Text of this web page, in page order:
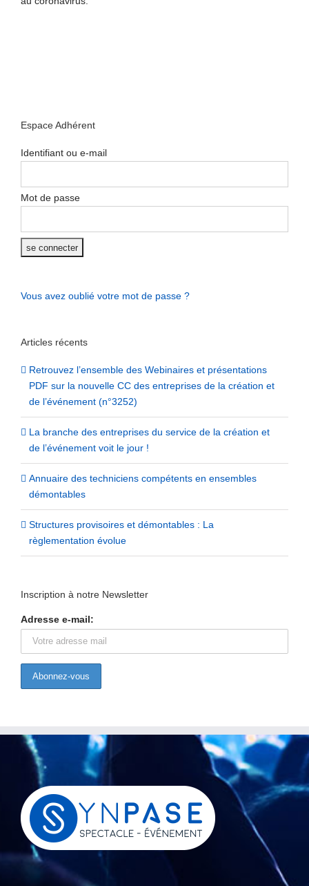
Espace Adhérent
Identifiant ou e-mail
Mot de passe
Vous avez oublié votre mot de passe ?
Articles récents
Retrouvez l’ensemble des Webinaires et présentations
PDF sur la nouvelle CC des entreprises de la création et
de l’événement (n°3252)
La branche des entreprises du service de la création et
de l’événement voit le jour !
Annuaire des techniciens compétents en ensembles
démontables
Structures provisoires et démontables : La
règlementation évolue
Inscription à notre Newsletter
Adresse e-mail: